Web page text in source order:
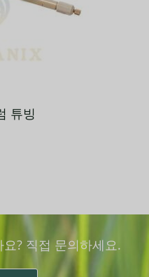
튜빙
? 직접 문의하세요.